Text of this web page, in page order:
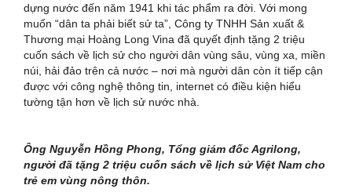
dựng nước đến năm 1941 khi tác phẩm ra đời. Với mong
muốn “dân ta phải biết sử ta”, Công ty TNHH Sản xuất &
Thương mại Hoàng Long Vina đã quyết định tặng 2 triệu
cuốn sách về lịch sử cho người dân vùng sâu, vùng xa, miền
núi, hải đảo trên cả nước – nơi mà người dân còn ít tiếp cận
được với công nghệ thông tin, internet có điều kiện hiểu
tường tận hơn về lịch sử nước nhà.
Ông Nguyễn Hồng Phong, Tổng giám đốc Agrilong,
người đã tặng 2 triệu cuốn sách về lịch sử Việt Nam cho
trẻ em vùng nông thôn.